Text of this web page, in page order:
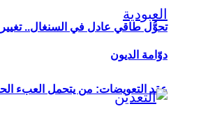
عقد التعويضات: من يتحمل العبء
تحوُّل طاقي عادل في السنغال..
دوّامة الديون